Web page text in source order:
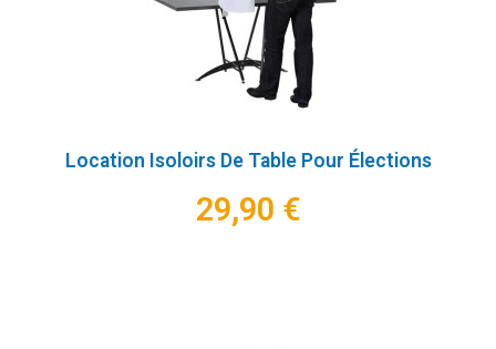
Location Isoloirs De Table Pour Élections
29,90 €